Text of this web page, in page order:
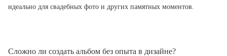
идеально для свадебных фото и других памятных моментов.
Сложно ли создать альбом без опыта в дизайне?